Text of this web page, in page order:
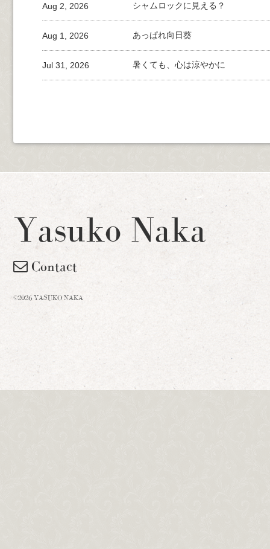
シャムロックに見える？
Aug 2, 2026
あっぱれ向日葵
Aug 1, 2026
暑くても、心は涼やかに
Jul 31, 2026
Yasuko Naka
Contact
©2026 YASUKO NAKA